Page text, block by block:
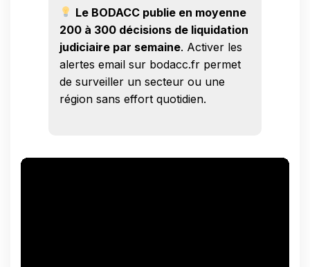
Le BODACC publie en moyenne
200 à 300 décisions de liquidation
judiciaire par semaine. Activer les
alertes email sur bodacc.fr permet
de surveiller un secteur ou une
région sans effort quotidien.